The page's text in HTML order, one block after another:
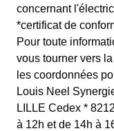
concernant
*certificat de
Pour toute
vous tourner vers
les coordonnées
Louis Neel
LILLE Cedex *
à 12h et de 14h à